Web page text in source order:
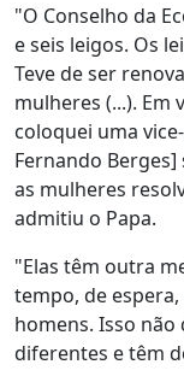
"O Conselho da
e seis leigos. Os
Teve de ser
mulheres (...). Em
coloquei uma
Fernando
as mulheres
admitiu o Papa.
"Elas têm outra
tempo, de
homens. Isso não
diferentes e têm